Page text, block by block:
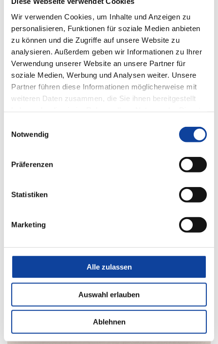
Wir verwenden Cookies, um Inhalte und Anzeigen zu
personalisieren, Funktionen für soziale Medien anbieten
zu können und die Zugriffe auf unsere Website zu
analysieren. Außerdem geben wir Informationen zu Ihrer
Verwendung unserer Website an unsere Partner für
soziale Medien, Werbung und Analysen weiter. Unsere
Partner führen diese Informationen möglicherweise mit
weiteren Daten zusammen, die Sie ihnen bereitgestellt
Notwendig
Präferenzen
Statistiken
Marketing
Alle zulassen
Auswahl erlauben
Ablehnen
Farben
Weitere Informationen
Das könnte Sie auch interessieren
Aufsetz-Außenjalousie